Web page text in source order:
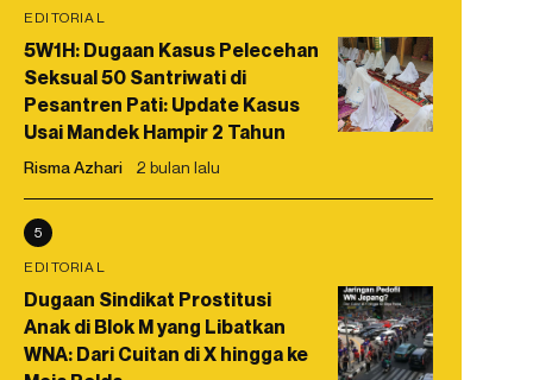
EDITORIAL
5W1H: Dugaan Kasus Pelecehan
Seksual 50 Santriwati di
Pesantren Pati: Update Kasus
Usai Mandek Hampir 2 Tahun
Risma Azhari 2 bulan lalu
5
EDITORIAL
Dugaan Sindikat Prostitusi
Anak di Blok M yang Libatkan
WNA: Dari Cuitan di X hingga ke